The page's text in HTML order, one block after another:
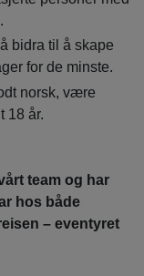
bidra til å skape
for de minste.
norsk, være
18 år.
team og har
hos både
– eventyret